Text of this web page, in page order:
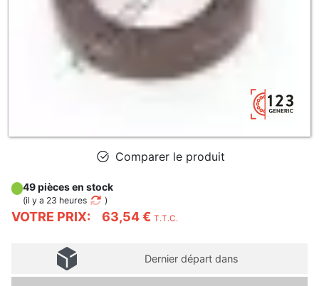
Comparer le produit
VOTRE PRIX: 63,54 € T.T.C.
49 pièces en stock
(il y a 23 heures )
Dernier départ dans